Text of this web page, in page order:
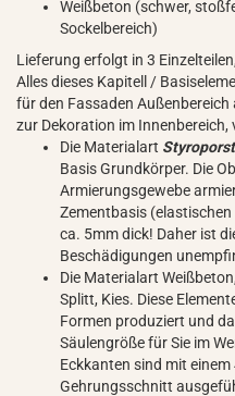
Weißbeton (schwer,
Sockelbereich)
Lieferung erfolgt in 3
Alles dieses Kapitell /
für den Fassaden
zur Dekoration im Innenbereich,
Die Materialart
Basis Grundkörper. Die
Armierungsgewebe
Zementbasis
ca. 5mm dick! Daher ist
Beschädigungen
Die Materialart
Splitt, Kies. Diese
Formen produziert und
Säulengröße für Sie im
Eckkanten sind mit
Gehrungsschnitt